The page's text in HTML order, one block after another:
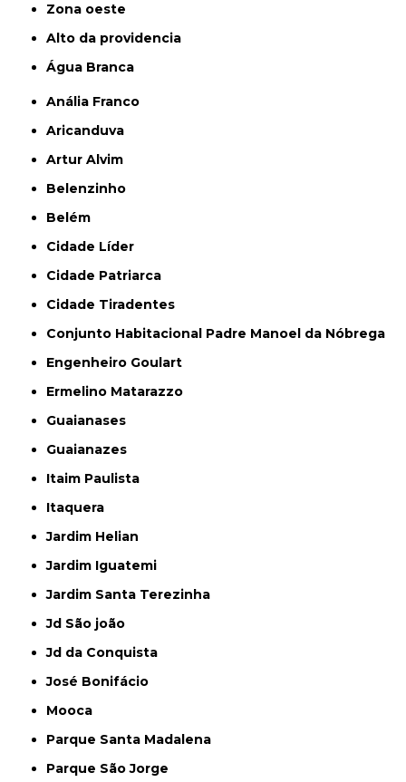
Zona oeste
alto da providencia
Água Branca
Anália Franco
Aricanduva
Artur Alvim
Belenzinho
Belém
Cidade Líder
Cidade Patriarca
Cidade Tiradentes
Conjunto Habitacional Padre Manoel da Nóbrega
Engenheiro Goulart
Ermelino Matarazzo
Guaianases
Guaianazes
Itaim Paulista
Itaquera
Jardim Helian
Jardim Iguatemi
Jardim Santa Terezinha
Jd São joão
Jd da Conquista
José Bonifácio
Mooca
Parque Santa Madalena
Parque São Jorge